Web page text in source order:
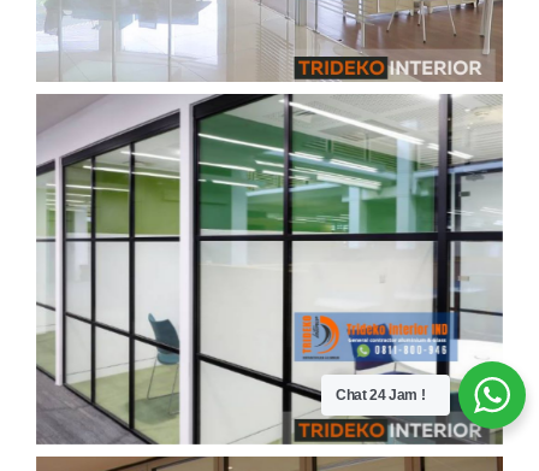
Chat 24 Jam !